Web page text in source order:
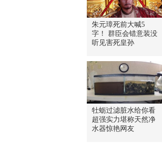
朱元璋死前大喊5
字！ 群臣会错意装没
听见害死皇孙
牡蛎过滤脏水给你看
超强实力堪称天然净
水器惊艳网友